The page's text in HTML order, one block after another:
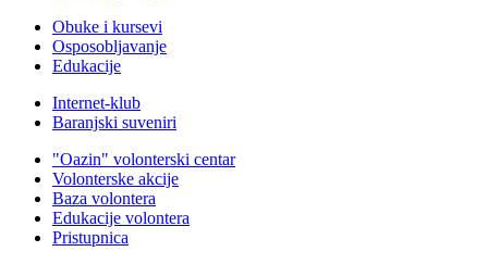
Obuke i kursevi
Osposobljavanje
Edukacije
Internet-klub
Baranjski suveniri
"Oazin" volonterski centar
Volonterske akcije
Baza volontera
Edukacije volontera
Pristupnica